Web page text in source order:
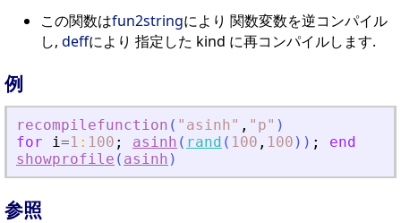
この関数はfun2stringにより 関数変数を逆コンパイル
し, deffにより 指定した kind に再コンパイルします.
例
recompilefunction ( " asinh" , " p" )
for
i=1 : 100 ; asinh ( rand ( 100 , 100 ) ) ;
end
showprofile ( asinh )
参照